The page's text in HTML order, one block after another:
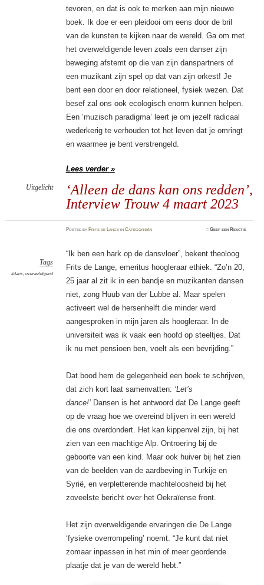
tevoren, en dat is ook te merken aan mijn nieuwe
boek. Ik doe er een pleidooi om eens door de bril
van de kunsten te kijken naar de wereld. Ga om met
het overweldigende leven zoals een danser zijn
beweging afstemt op die van zijn danspartners of
een muzikant zijn spel op dat van zijn orkest! Je
bent een door en door relationeel, fysiek wezen. Dat
besef zal ons ook ecologisch enorm kunnen helpen.
Een ‘muzisch paradigma’ leert je om jezelf radicaal
wederkerig te verhouden tot het leven dat je omringt
en waarmee je bent verstrengeld.
Lees verder »
‘Alleen de dans kan ons redden’,
Interview Trouw 4 maart 2023
Uitgelicht
PostedbyFrits de Lange inCategorieën ≈Geef een Reactie
Tags
#dans, overweldigend
“Ik ben een hark op de dansvloer”, bekent theoloog
Frits de Lange, emeritus hoogleraar ethiek. “Zo’n 20,
25 jaar al zit ik in een bandje en muzikanten dansen
niet, zong Huub van der Lubbe al. Maar spelen
activeert wel de hersenhelft die minder werd
aangesproken in mijn jaren als hoogleraar. In de
universiteit was ik vaak een hoofd op steeltjes. Dat
ik nu met pensioen ben, voelt als een bevrijding.”
Dat bood hem de gelegenheid een boek te schrijven,
dat zich kort laat samenvatten: ‘Let’s
dance!’ Dansen is het antwoord dat De Lange geeft
op de vraag hoe we overeind blijven in een wereld
die ons overdondert. Het kan kippenvel zijn, bij het
zien van een machtige Alp. Ontroering bij de
geboorte van een kind. Maar ook huiver bij het zien
van de beelden van de aardbeving in Turkije en
Syrië, en verpletterende machteloosheid bij het
zoveelste bericht over het Oekraïense front.
Het zijn overweldigende ervaringen die De Lange
‘fysieke overrompeling’ noemt. “Je kunt dat niet
zomaar inpassen in het min of meer geordende
plaatje dat je van de wereld hebt.”